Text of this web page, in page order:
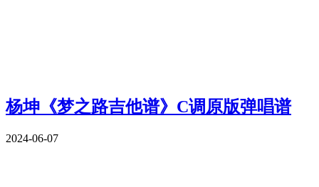
杨坤《梦之路吉他谱》C调原版弹唱谱
2024-06-07